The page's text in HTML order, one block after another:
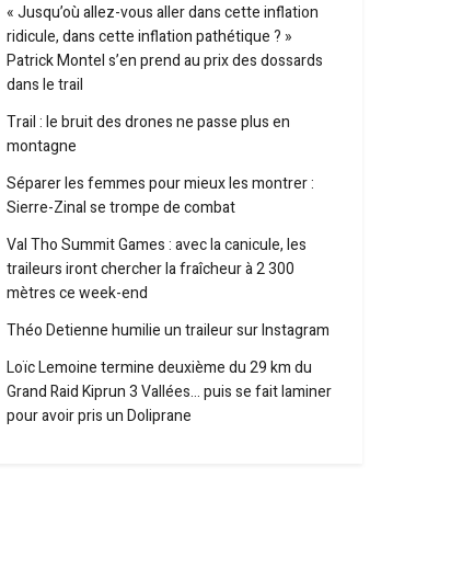
« Jusqu’où allez-vous aller dans cette inflation
ridicule, dans cette inflation pathétique ? »
Patrick Montel s’en prend au prix des dossards
dans le trail
Trail : le bruit des drones ne passe plus en
montagne
Séparer les femmes pour mieux les montrer :
Sierre-Zinal se trompe de combat
Val Tho Summit Games : avec la canicule, les
traileurs iront chercher la fraîcheur à 2 300
mètres ce week-end
Théo Detienne humilie un traileur sur Instagram
Loïc Lemoine termine deuxième du 29 km du
Grand Raid Kiprun 3 Vallées… puis se fait laminer
pour avoir pris un Doliprane